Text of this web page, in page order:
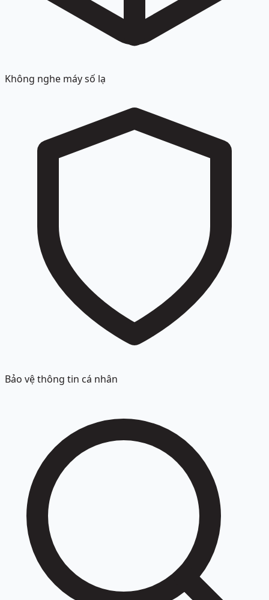
Không nghe máy số lạ
Bảo vệ thông tin cá nhân